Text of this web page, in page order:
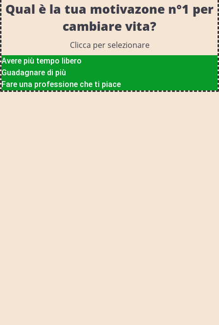
Qual è la tua motivazone n°1 per
cambiare vita?
Clicca per selezionare
Avere più tempo libero
Guadagnare di più
Fare una professione che ti piace